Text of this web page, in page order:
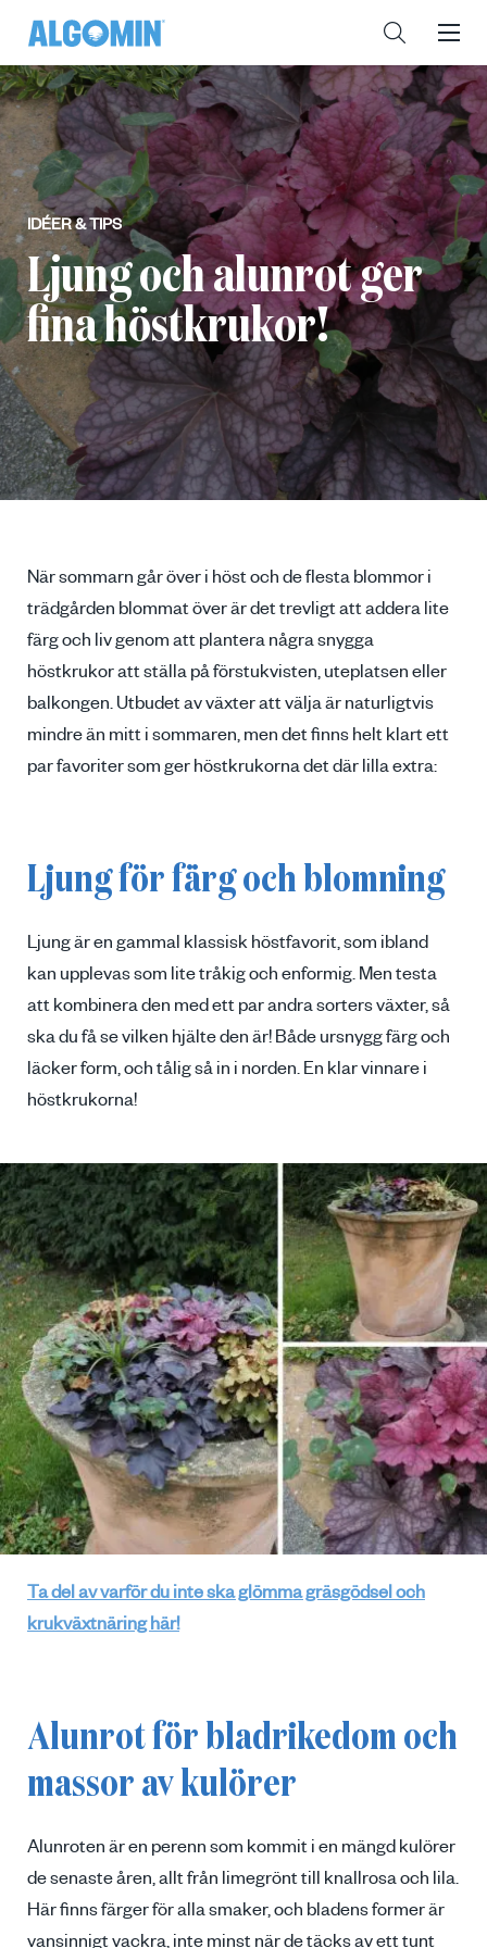
IDÉER & TIPS
Ljung och alunrot ger
fina höstkrukor!
När sommarn går över i höst och de flesta blommor i
trädgården blommat över är det trevligt att addera lite
färg och liv genom att plantera några snygga
höstkrukor att ställa på förstukvisten, uteplatsen eller
balkongen. Utbudet av växter att välja är naturligtvis
mindre än mitt i sommaren, men det finns helt klart ett
par favoriter som ger höstkrukorna det där lilla extra:
Ljung för färg och blomning
Ljung är en gammal klassisk höstfavorit, som ibland
kan upplevas som lite tråkig och enformig. Men testa
att kombinera den med ett par andra sorters växter, så
ska du få se vilken hjälte den är! Både ursnygg färg och
läcker form, och tålig så in i norden. En klar vinnare i
höstkrukorna!
Ta del av varför du inte ska glömma gräsgödsel och
krukväxtnäring här!
Alunrot för bladrikedom och
massor av kulörer
Alunroten är en perenn som kommit i en mängd kulörer
de senaste åren, allt från limegrönt till knallrosa och lila.
Här finns färger för alla smaker, och bladens former är